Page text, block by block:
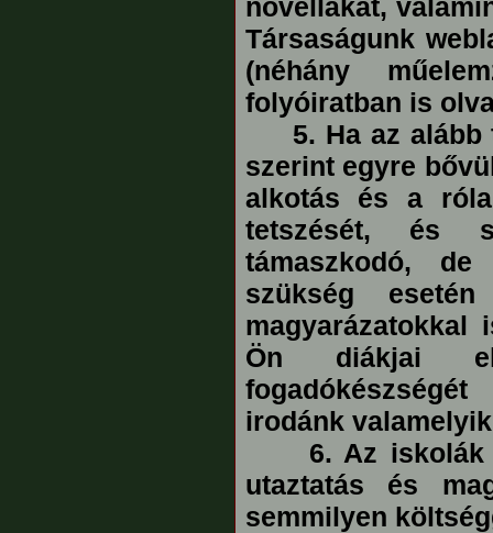
novellákat,
Társaságunk
(néhány
folyóiratban is
5. Ha az alább
szerint egyre
alkotás és a
tetszését, és
támaszkodó,
szükség esetén
magyarázatokkal
Ön diákjai
irodánk
6. Az iskolák
utaztatás és
semmilyen